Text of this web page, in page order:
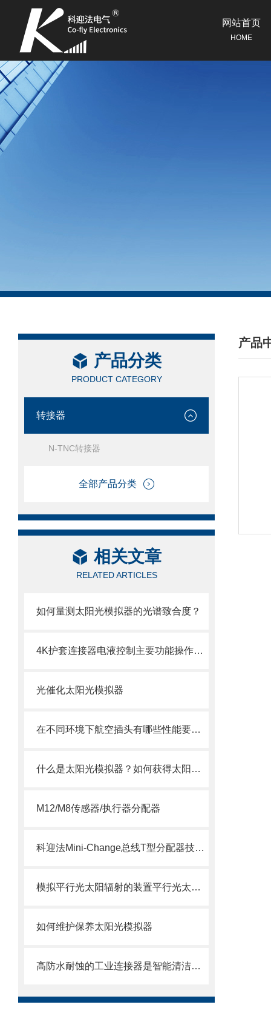
网站首页
HOME
产品分类
PRODUCT CATEGORY
转接器
N-TNC转接器
全部产品分类
相关文章
RELATED ARTICLES
如何量测太阳光模拟器的光谱致合度？
4K护套连接器电液控制主要功能操作步骤
光催化太阳光模拟器
在不同环境下航空插头有哪些性能要求？
什么是太阳光模拟器？如何获得太阳光的模拟光源？
M12/M8传感器/执行器分配器
科迎法Mini-Change总线T型分配器技术参数
模拟平行光太阳辐射的装置平行光太阳模拟器
如何维护保养太阳光模拟器
高防水耐蚀的工业连接器是智能清洁机器运转稳定性的关键
产品
/